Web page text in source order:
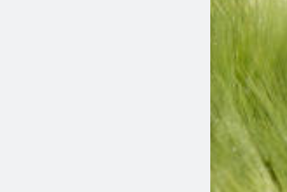
Tarja Turunen ни кани на
специалния си акустичен